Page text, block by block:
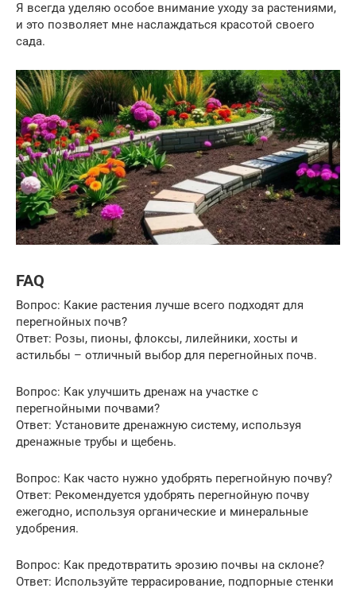
Я всегда уделяю особое внимание уходу за растениями,
и это позволяет мне наслаждаться красотой своего
сада.
FAQ
Вопрос: Какие растения лучше всего подходят для
перегнойных почв?
Ответ: Розы, пионы, флоксы, лилейники, хосты и
астильбы – отличный выбор для перегнойных почв.
Вопрос: Как улучшить дренаж на участке с
перегнойными почвами?
Ответ: Установите дренажную систему, используя
дренажные трубы и щебень.
Вопрос: Как часто нужно удобрять перегнойную почву?
Ответ: Рекомендуется удобрять перегнойную почву
ежегодно, используя органические и минеральные
удобрения.
Вопрос: Как предотвратить эрозию почвы на склоне?
Ответ: Используйте террасирование, подпорные стенки